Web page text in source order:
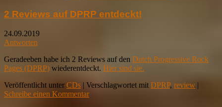
2 Reviews auf DPRP entdeckt!
24.09.2019
Antworten
Geradeeben habe ich 2 Reviews auf den Dutch Progressive Rock
Pages (DPRP) wiederentdeckt. Hier sind sie.
Veröffentlicht unter CDs | Verschlagwortet mit DPRP, review |
Schreibe einen Kommentar